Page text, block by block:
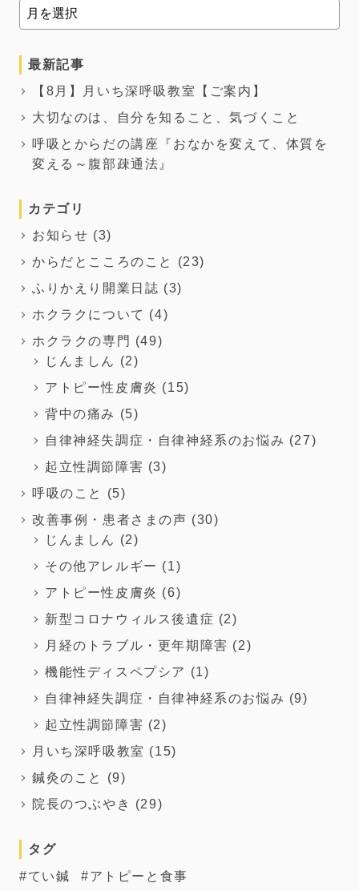
最新記事
【8月】月いち深呼吸教室【ご案内】
大切なのは、自分を知ること、気づくこと
呼吸とからだの講座『おなかを変えて、体質を
変える～腹部疎通法』
カテゴリ
お知らせ (3)
からだとこころのこと
(23)
ふりかえり開業日誌 (3)
ホクラクについて (4)
ホクラクの専門 (49)
じんましん (2)
アトピー性皮膚炎 (15)
背中の痛み (5)
自律神経失調症・自律神経系のお悩み (27)
起立性調節障害 (3)
呼吸のこと
(5)
改善事例・患者さまの声 (30)
じんましん (2)
その他アレルギー (1)
アトピー性皮膚炎 (6)
新型コロナウィルス後遺症 (2)
月経のトラブル・更年期障害 (2)
機能性ディスペプシア (1)
自律神経失調症・自律神経系のお悩み (9)
起立性調節障害 (2)
月いち深呼吸教室 (15)
鍼灸のこと
(9)
院長のつぶやき
(29)
タグ
てい鍼
アトピーと食事